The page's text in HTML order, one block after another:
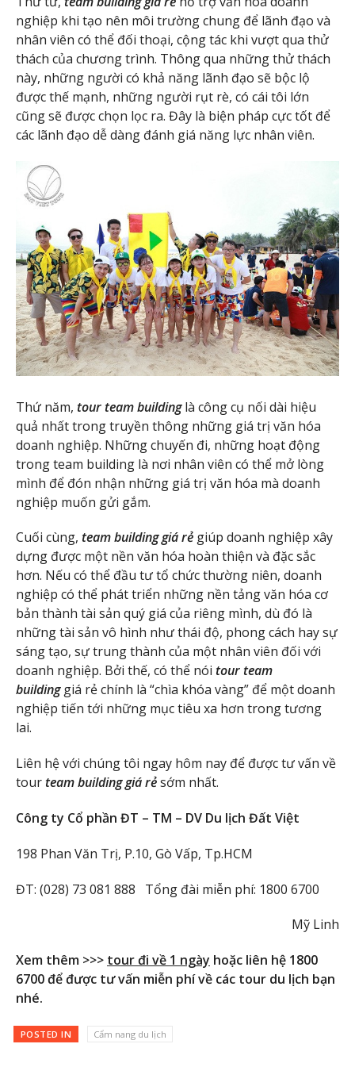
nghiệp khi tạo nên môi trường chung để lãnh đạo và
nhân viên có thể đối thoại, cộng tác khi vượt qua thử
thách của chương trình. Thông qua những thử thách
này, những người có khả năng lãnh đạo sẽ bộc lộ
được thế mạnh, những người rụt rè, có cái tôi lớn
cũng sẽ được chọn lọc ra. Đây là biện pháp cực tốt để
các lãnh đạo dễ dàng đánh giá năng lực nhân viên.
Thứ năm, tour team buildinglà công cụ nối dài hiệu
quả nhất trong truyền thông những giá trị văn hóa
doanh nghiệp. Những chuyến đi, những hoạt động
trong team building là nơi nhân viên có thể mở lòng
mình để đón nhận những giá trị văn hóa mà doanh
nghiệp muốn gửi gắm.
Cuối cùng, team building giá rẻ giúp doanh nghiệp xây
dựng được một nền văn hóa hoàn thiện và đặc sắc
hơn. Nếu có thể đầu tư tổ chức thường niên, doanh
nghiệp có thể phát triển những nền tảng văn hóa cơ
bản thành tài sản quý giá của riêng mình, dù đó là
những tài sản vô hình như thái độ, phong cách hay sự
sáng tạo, sự trung thành của một nhân viên đối với
doanh nghiệp. Bởi thế, có thể nói tour team
buildinggiá rẻ chính là “chìa khóa vàng” để một doanh
nghiệp tiến tới những mục tiêu xa hơn trong tương
lai.
Liên hệ với chúng tôi ngay hôm nay để được tư vấn về
tourteam building giá rẻsớm nhất.
Công ty Cổ phần ĐT – TM – DV Du lịch Đất Việt
198 Phan Văn Trị, P.10, Gò Vấp, Tp.HCM
ĐT: (028) 73 081 888 Tổng đài miễn phí: 1800 6700
Mỹ Linh
Xem thêm >>> tour đi về 1 ngày hoặc liên hệ 1800
6700 để được tư vấn miễn phí về các tour du lịch bạn
nhé.
POSTED IN Cẩm nang du lịch